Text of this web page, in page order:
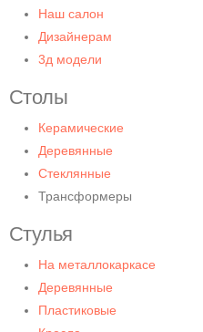
Наш салон
Дизайнерам
3д модели
Столы
Керамические
Деревянные
Стеклянные
Трансформеры
Стулья
На металлокаркасе
Деревянные
Пластиковые